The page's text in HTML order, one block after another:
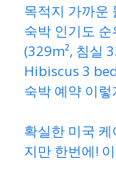
목적지 가까운
숙박 인기도
(329m², 침실
Hibiscus 3
숙박 예약 이
확실한 미국
지만 한번에!